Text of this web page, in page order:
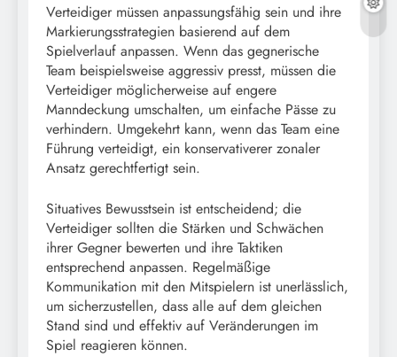
Verteidiger müssen anpassungsfähig sein und ihre
Markierungsstrategien basierend auf dem
Spielverlauf anpassen. Wenn das gegnerische
Team beispielsweise aggressiv presst, müssen die
Verteidiger möglicherweise auf engere
Manndeckung umschalten, um einfache Pässe zu
verhindern. Umgekehrt kann, wenn das Team eine
Führung verteidigt, ein konservativerer zonaler
Ansatz gerechtfertigt sein.
Situatives Bewusstsein ist entscheidend; die
Verteidiger sollten die Stärken und Schwächen
ihrer Gegner bewerten und ihre Taktiken
entsprechend anpassen. Regelmäßige
Kommunikation mit den Mitspielern ist unerlässlich,
um sicherzustellen, dass alle auf dem gleichen
Stand sind und effektiv auf Veränderungen im
Spiel reagieren können.